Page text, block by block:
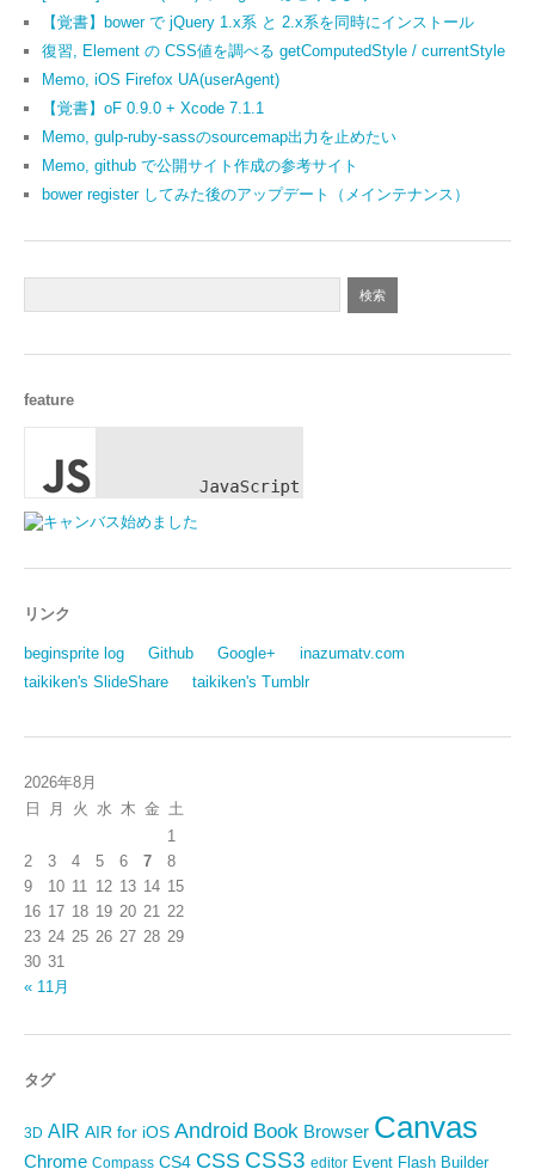
【覚書】bower で jQuery 1.x系 と 2.x系を同時にインストール
復習, Element の CSS値を調べる getComputedStyle / currentStyle
Memo, iOS Firefox UA(userAgent)
【覚書】oF 0.9.0 + Xcode 7.1.1
Memo, gulp-ruby-sassのsourcemap出力を止めたい
Memo, github で公開サイト作成の参考サイト
bower register してみた後のアップデート（メインテナンス）
feature
リンク
beginsprite log Github Google+
inazumatv.com
taikiken's SlideShare
taikiken's Tumblr
2026年8月
日
月 火 水 木 金 土
1
2
3 4 5 6 7
8
9
10 11 12 13 14 15
16 17 18 19 20 21 22
23 24 25 26 27 28 29
30 31
« 11月
タグ
3D AIR AIR for iOS Android Book Browser Canvas
Chrome Compass CS4 CSS CSS3 editor Event Flash Builder